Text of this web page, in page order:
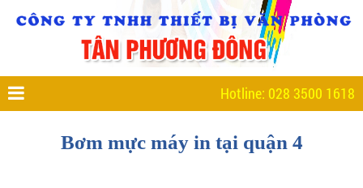
Hotline: 028 3500 1618
Bơm mực máy in tại quận 4